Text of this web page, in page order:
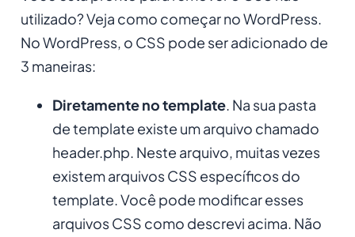
utilizado? Veja como começar no WordPress.
No WordPress, o CSS pode ser adicionado de
3 maneiras:
Diretamente no template. Na sua pasta
de template existe um arquivo chamado
header.php. Neste arquivo, muitas vezes
existem arquivos CSS específicos do
template. Você pode modificar esses
arquivos CSS como descrevi acima. Não